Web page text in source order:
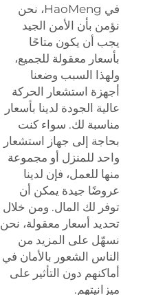
في HaoMeng، نحن
نؤمن بأن الأمن الجيد
يجب أن يكون متاحًا
بأسعار معقولة للجميع،
ولهذا السبب وضعنا
أجهزة استشعار الحركة
عالية الجودة لدينا بأسعار
مناسبة لك. سواء كنت
بحاجة إلى جهاز استشعار
واحد للمنزل أو مجموعة
منها للعمل، فإن لدينا
عروضًا جيدة يمكن أن
توفر لك المال. ومن خلال
تحديد أسعار معقولة، نحن
نسهّل على المزيد من
الناس الشعور بالأمان في
أماكنهم دون التأثير على
ميزانيتهم.